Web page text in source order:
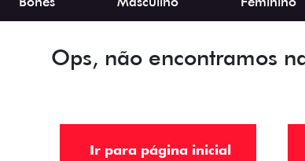
Ops, não encontramos
Ir para página inicial